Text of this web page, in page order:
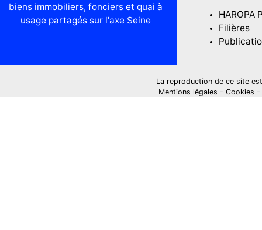
biens immobiliers, fonciers et quai à
usage partagés sur l'axe Seine
HAROPA
Filières
La reproduction de ce site
Mentions légales - Cookies -